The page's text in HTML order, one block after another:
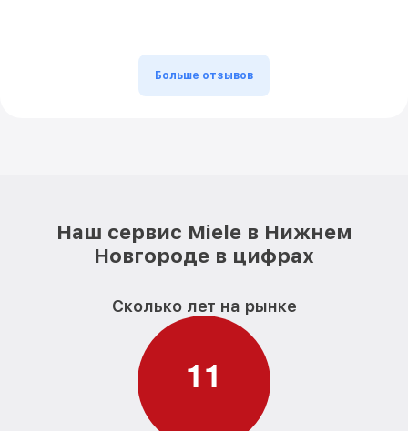
Больше отзывов
Наш сервис Miele в Нижнем
Новгороде в цифрах
Сколько лет на рынке
11